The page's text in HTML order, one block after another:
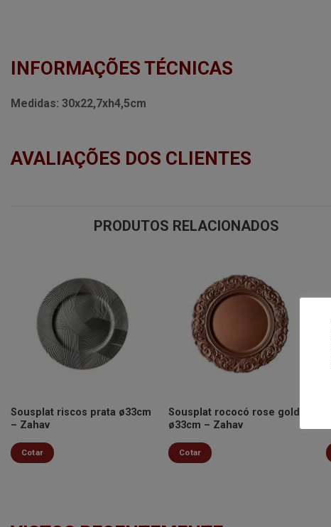
INFORMAÇÕES TÉCNICAS
Medidas: 30x22,7xh4,5cm
AVALIAÇÕES DOS CLIENTES
PRODUTOS RELACIONADOS
Minha
lista de
desejos
Sousplat riscos prata ø33cm
– Zahav
Cotar
Minha
lista de
desejos
Sousplat rococó rose gold
ø33cm – Zahav
Cotar